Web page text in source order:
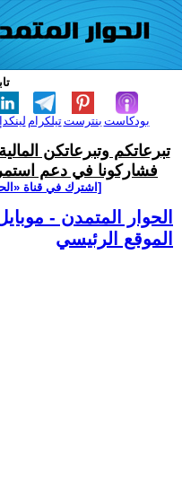
تيلكرامبنترست بودكاست
تبرعاتكم وتبرعاتكن
فشاركونا في دعم
[اشترك في قناة
الحوار المتمدن -
الموقع الرئيسي